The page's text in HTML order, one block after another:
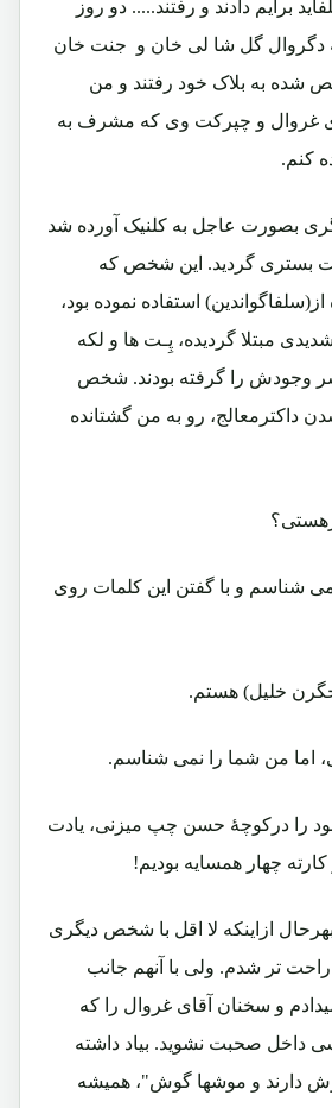
برایم دادند و رفتند..... دو روز
دگروال گل شا لی خان و جنت خان
شده به بلاک خود رفتند و من
غروال و چپرکت وی که مشرف به
کنم.
بصورت عاجل به کلنیک آورده شد
بستری گردید. این شخص که
استفاده نموده بود،
مبتلا گردیده، پِـت ها و لکه
وجودش را گرفته بودند. شخص
داکترمعالج، رو به من گشتانده
شناسم و با گفتن این کلمات روی
خلیل) هستم.
اما من شما را نمی شناسم.
را درکوچۀ حسن چپ میزنی، یادت
چهار همسایه بودیم!
ازاینکه لا اقل با شخص دیگری
تر شدم. ولی با آنهم جانب
و سخنان آقای غروال را که
داخل صحبت نشوید. بیاد داشته
دارند و موشها گوش"، همیشه